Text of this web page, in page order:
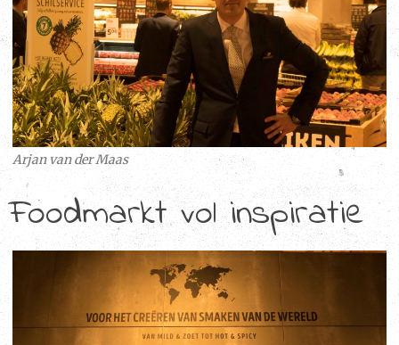
Arjan van der Maas
Foodmarkt vol inspiratie